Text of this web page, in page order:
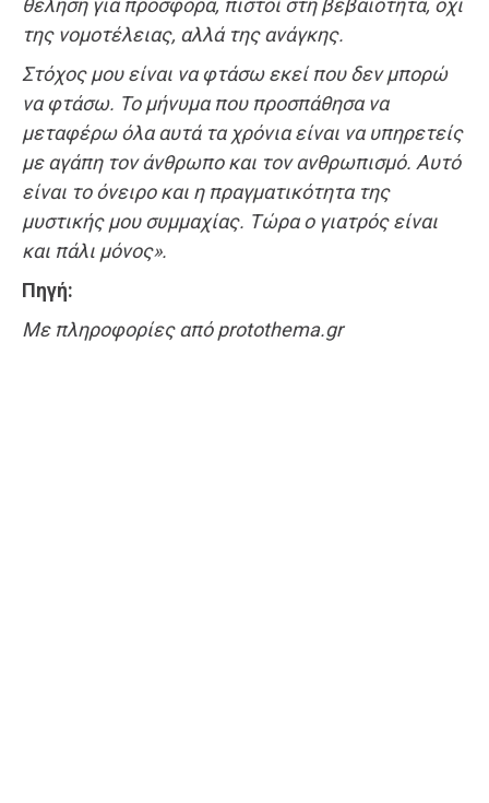
θέληση για προσφορά, πιστοί στη βεβαιότητα, όχι
της νομοτέλειας, αλλά της ανάγκης.
Στόχος μου είναι να φτάσω εκεί που δεν μπορώ
να φτάσω. Το μήνυμα που προσπάθησα να
μεταφέρω όλα αυτά τα χρόνια είναι να υπηρετείς
με αγάπη τον άνθρωπο και τον ανθρωπισμό. Αυτό
είναι το όνειρο και η πραγματικότητα της
μυστικής μου συμμαχίας. Τώρα ο γιατρός είναι
και πάλι μόνος».
Πηγή:
Με πληροφορίες από protothema.gr